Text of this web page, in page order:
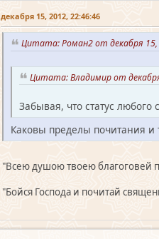
декабря 15, 2012, 22:46:46
Цитата: Роман2 от декабря 15,
Цитата: Владимир от
Забывая, что статус
Каковы пределы почитания и
"Всею душою твоею благоговей
"Бойся Господа и почитай